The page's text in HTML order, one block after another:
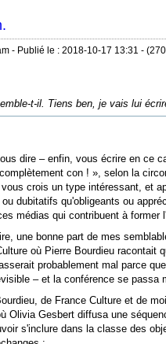
- Publié le : 2018-10-17 13:31 -
t-il. Tiens ben, je vais lui
dire – enfin, vous écrire en ce
con ! », selon la
crois un type intéressant, et
dubitatifs qu'obligeants ou
médias qui contribuent à former
une bonne part de mes
où Pierre Bourdieu racontait
probablement mal parce
– et la conférence se passa
de France Culture et de
Olivia Gesbert diffusa une
s'inclure dans la classe des